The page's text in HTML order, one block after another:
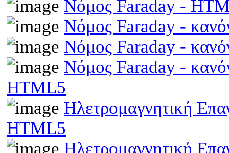
Νόμος Faraday -
Νόμος Faraday -
Νόμος Faraday -
Νόμος Faraday -
HTML5
Ηλετρομαγνητική
HTML5
Ηλετρομαγνητική